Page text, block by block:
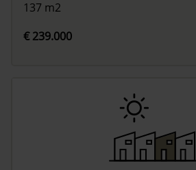
137 m2
€ 239.000